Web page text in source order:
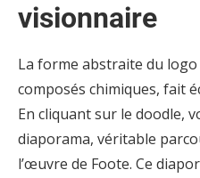
visionnaire
La forme abstraite du
composés chimiques, fait
En cliquant sur le doodle,
diaporama, véritable
l’œuvre de Foote. Ce